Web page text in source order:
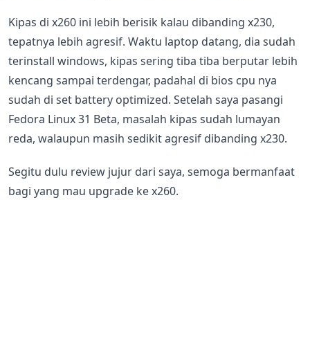
Kipas di x260 ini lebih berisik kalau dibanding x230,
tepatnya lebih agresif. Waktu laptop datang, dia sudah
terinstall windows, kipas sering tiba tiba berputar lebih
kencang sampai terdengar, padahal di bios cpu nya
sudah di set battery optimized. Setelah saya pasangi
Fedora Linux 31 Beta, masalah kipas sudah lumayan
reda, walaupun masih sedikit agresif dibanding x230.
Segitu dulu review jujur dari saya, semoga bermanfaat
bagi yang mau upgrade ke x260.